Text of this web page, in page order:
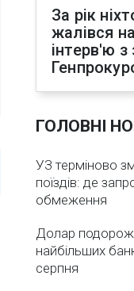
За рік
жалівся
інтерв'ю
ГОЛОВНІ
УЗ терміново
поїздів: де
обмеження
Долар
найбільших
серпня